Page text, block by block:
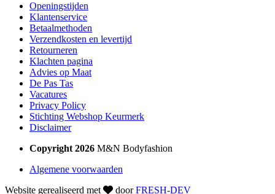
Openingstijden
Klantenservice
Betaalmethoden
Verzendkosten en levertijd
Retourneren
Klachten pagina
Advies op Maat
De Pas Tas
Vacatures
Privacy Policy
Stichting Webshop Keurmerk
Disclaimer
Copyright 2026 M&N Bodyfashion
Algemene voorwaarden
Website gerealiseerd met
doorFRESH-DEV